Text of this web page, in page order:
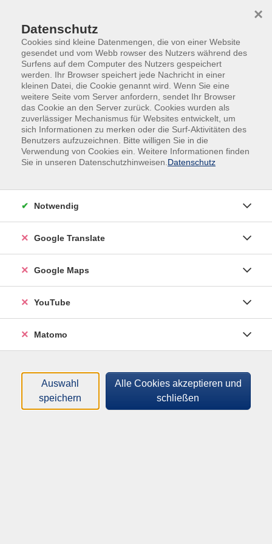
Sitemap
News
Kurs
Suche
Datenschutz
Cookies sind kleine Datenmengen, die von einer Website
gesendet und vom Webb rowser des Nutzers während des
Surfens auf dem Computer des Nutzers gespeichert
werden. Ihr Browser speichert jede Nachricht in einer
kleinen Datei, die Cookie genannt wird. Wenn Sie eine
weitere Seite vom Server anfordern, sendet Ihr Browser
das Cookie an den Server zurück. Cookies wurden als
zuverlässiger Mechanismus für Websites entwickelt, um
sich Informationen zu merken oder die Surf-Aktivitäten des
Benutzers aufzuzeichnen. Bitte willigen Sie in die
Verwendung von Cookies ein. Weitere Informationen finden
Sie in unseren Datenschutzhinweisen. Datenschutz
×
Notwendig
Google Translate
Google Maps
YouTube
Matomo
Auswahl
speichern
Alle Cookies akzeptieren und
schließen